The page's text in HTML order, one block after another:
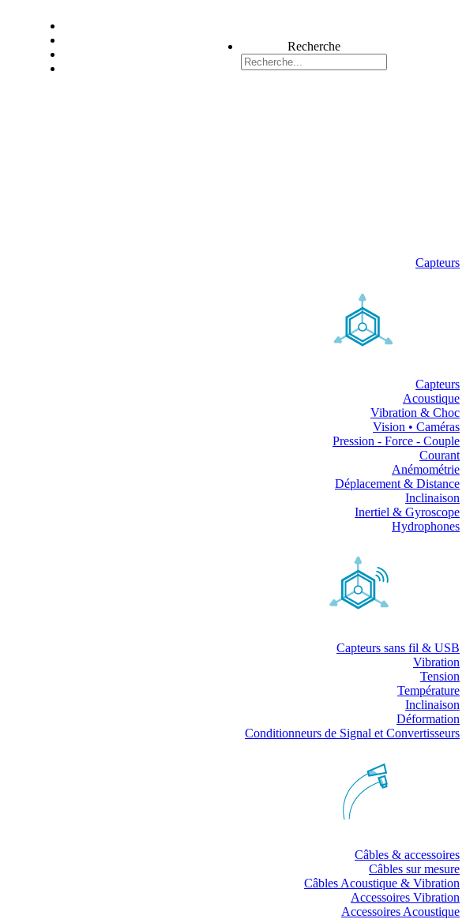
Recherche
Capteurs
Capteurs
Acoustique
Vibration & Choc
Vision • Caméras
Pression - Force - Couple
Courant
Anémométrie
Déplacement & Distance
Inclinaison
Inertiel & Gyroscope
Hydrophones
Capteurs sans fil & USB
Vibration
Tension
Température
Inclinaison
Déformation
Conditionneurs de Signal et Convertisseurs
Câbles & accessoires
Câbles sur mesure
Câbles Acoustique & Vibration
Accessoires Vibration
Accessoires Acoustique